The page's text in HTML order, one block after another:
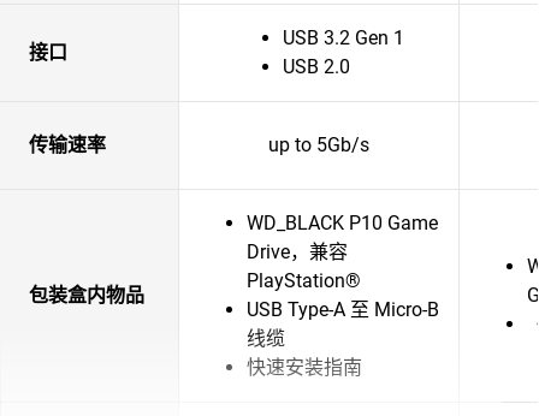
接口
USB 3.2 Gen 1
USB 2.0
传输速率 up to 5Gb/s
包装盒内物品
WD_BLACK P10 Game
Drive，兼容
PlayStation®
USB Type-A 至 Micro-B
线缆
快速安装指南